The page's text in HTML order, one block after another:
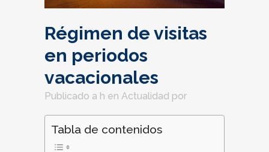
Régimen de visitas
en periodos
vacacionales
Publicado a h en Actualidad por
Tabla de contenidos